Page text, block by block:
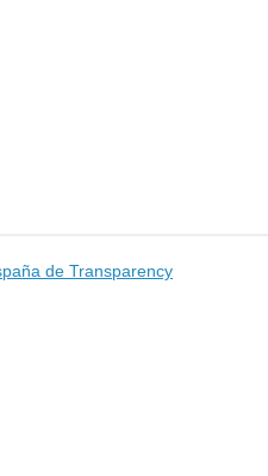
de Transparency